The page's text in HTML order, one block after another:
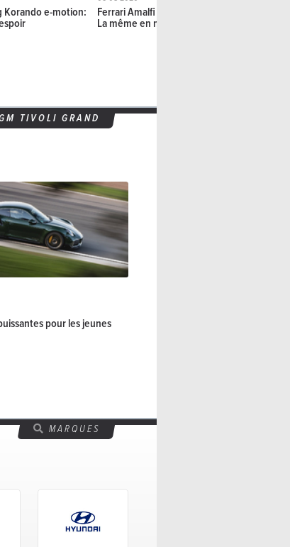
Korando e-motion: Ferrari Amalfi Spider (2026) –
La même en mieux
TIVOLI GRAND
pour les jeunes
MARQUES